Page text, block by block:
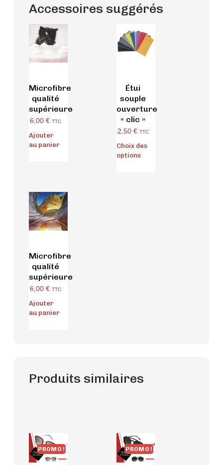
Accessoires suggérés
Microfibre
qualité
supérieure
6,00 € TTC
Ajouter
au panier
Étui
souple
ouverture
« clic »
2,50 € TTC
Choix des
options
Microfibre
qualité
supérieure
6,00 € TTC
Ajouter
au panier
Produits similaires
PROMO ! PROMO !